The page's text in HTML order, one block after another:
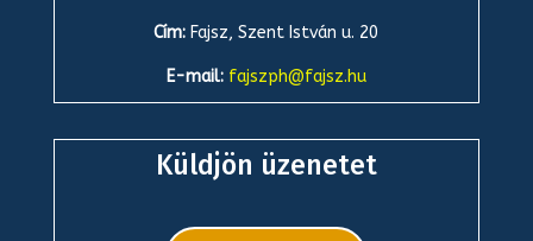
Cím: Fajsz, Szent István u. 20
E-mail: fajszph@fajsz.hu
Küldjön üzenetet